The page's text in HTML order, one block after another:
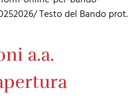
Testo del Bando prot.
a.a.